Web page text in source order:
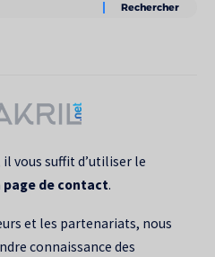
vous suffit d’utiliser le
page de contact.
et les partenariats, nous
connaissance des